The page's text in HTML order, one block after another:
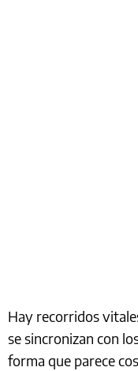
Hay recorridos
se sincronizan con
forma que parece